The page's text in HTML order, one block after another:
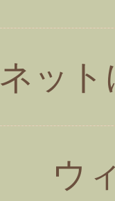
ネッ
ウ